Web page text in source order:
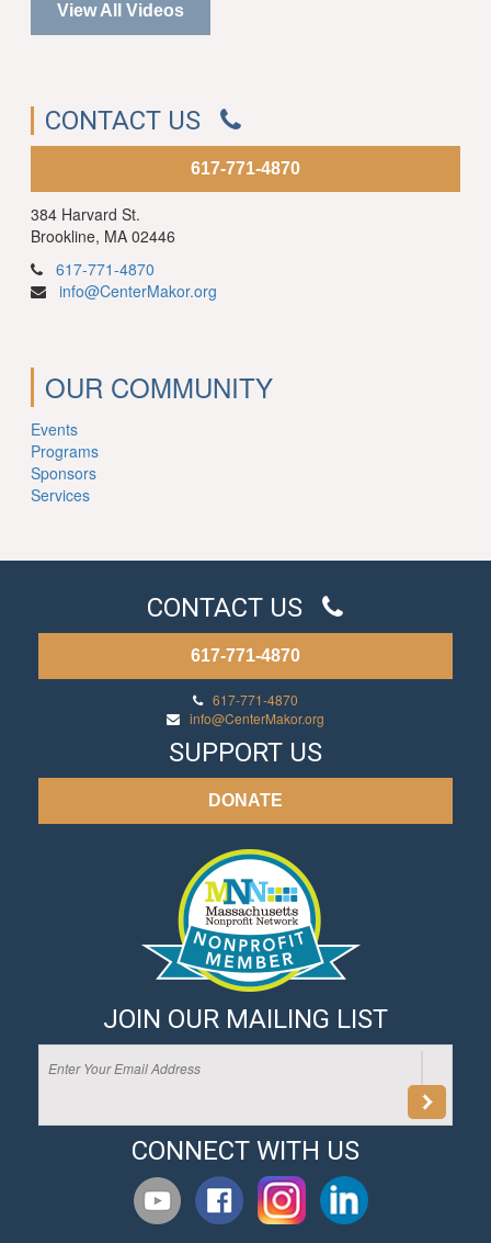
View All Videos
CONTACT US
617-771-4870
384 Harvard St.
Brookline, MA 02446
617-771-4870
info@CenterMakor.org
OUR COMMUNITY
Events
Programs
Sponsors
Services
CONTACT US
617-771-4870
617-771-4870
info@CenterMakor.org
SUPPORT US
DONATE
JOIN OUR MAILING LIST
CONNECT WITH US